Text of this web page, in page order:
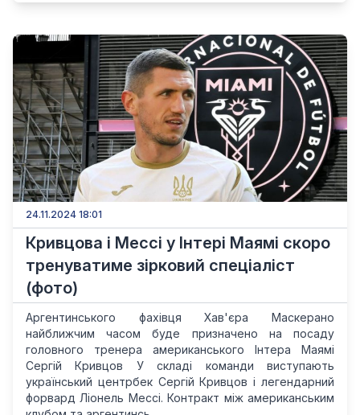
24.11.2024 18:01
Кривцова і Мессі у Інтері Маямі скоро
тренуватиме зірковий спеціаліст
(фото)
Аргентинського фахівця Хав'єра Маскерано
найближчим часом буде призначено на посаду
головного тренера американського Інтера Маямі
Сергій Кривцов У складі команди виступають
український центрбек Сергій Кривцов і легендарний
форвард Ліонель Мессі. Контракт між американським